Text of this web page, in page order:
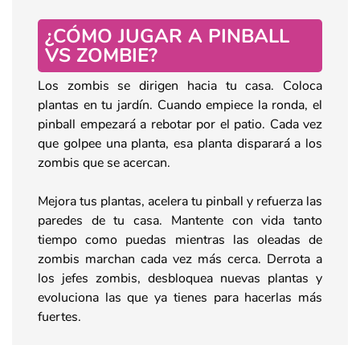
¿CÓMO JUGAR A PINBALL
VS ZOMBIE?
Los zombis se dirigen hacia tu casa. Coloca
plantas en tu jardín. Cuando empiece la ronda, el
pinball empezará a rebotar por el patio. Cada vez
que golpee una planta, esa planta disparará a los
zombis que se acercan.
Mejora tus plantas, acelera tu pinball y refuerza las
paredes de tu casa. Mantente con vida tanto
tiempo como puedas mientras las oleadas de
zombis marchan cada vez más cerca. Derrota a
los jefes zombis, desbloquea nuevas plantas y
evoluciona las que ya tienes para hacerlas más
fuertes.